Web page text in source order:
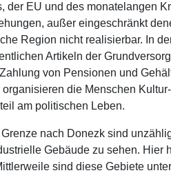
der EU und des monatelangen
außer eingeschränkt
Region nicht realisierbar. In
Artikeln der
von Pensionen und
die Menschen
am politischen Leben.
nach Donezk sind
Gebäude zu sehen. Hier
sind diese Gebiete unter